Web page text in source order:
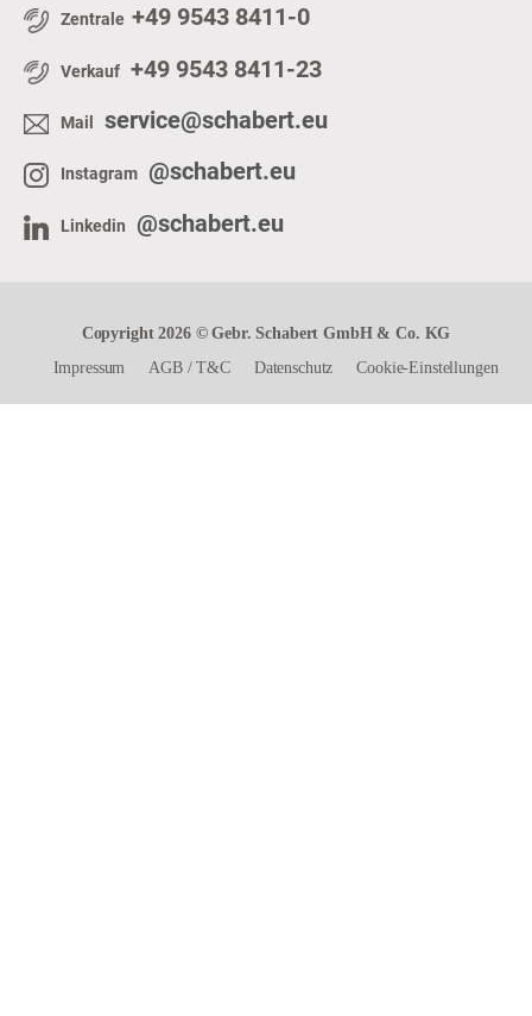
Zentrale +49 9543 8411-0
Verkauf +49 9543 8411-23
Mail service@schabert.eu
Instagram @schabert.eu
Linkedin @schabert.eu
Copyright 2026 © Gebr. Schabert GmbH & Co. KG
Impressum
AGB/T&C Datenschutz Cookie-Einstellungen